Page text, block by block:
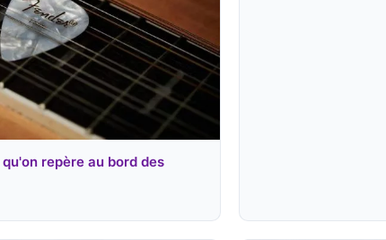
repère au bord des